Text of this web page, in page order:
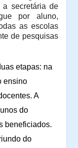
a secretária de
por aluno,
as escolas
de pesquisas
etapas: na
ensino
A
do
beneficiados.
do